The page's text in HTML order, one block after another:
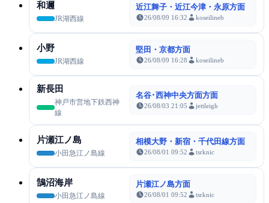
和邇
JR湖西線
近江舞子・近江今津・永原方面
26/08/09 16:32 koseilineb
小野
JR湖西線
堅田・京都方面
26/08/09 16:28 koseilineb
新長田
神戸市営地下鉄西神
線
名谷･西神中央方面方面
26/08/03 21:05 jettleigh
片瀬江ノ島
小田急江ノ島線
相模大野・新宿・千代田線方面
26/08/01 09:52 tsrknic
鵠沼海岸
小田急江ノ島線
片瀬江ノ島方面
26/08/01 09:52 tsrknic